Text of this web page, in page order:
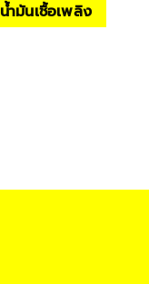
ำมันเชื้อเพลิง